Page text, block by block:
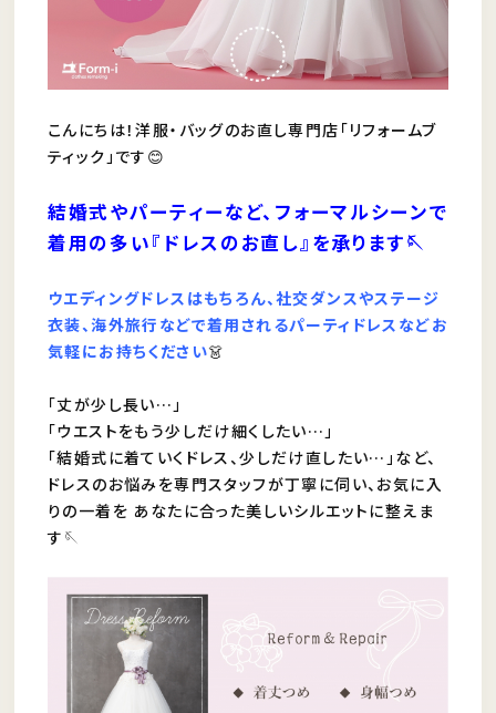
こんにちは！洋服・バッグのお直し専門店「リフォームブ
ティック」です😊
結婚式やパーティーなど、フォーマルシーンで
着用の多い『ドレスのお直し』を承ります🪡
ウエディングドレスはもちろん、社交ダンスやステージ
衣装、海外旅行などで着用されるパーティドレスなどお
気軽にお持ちください👗
「丈が少し長い…」
「ウエストをもう少しだけ細くしたい…」
「結婚式に着ていくドレス、少しだけ直したい…」など、
ドレスのお悩みを専門スタッフが丁寧に伺い、お気に入
りの一着を あなたに合った美しいシルエットに整えま
す🪡